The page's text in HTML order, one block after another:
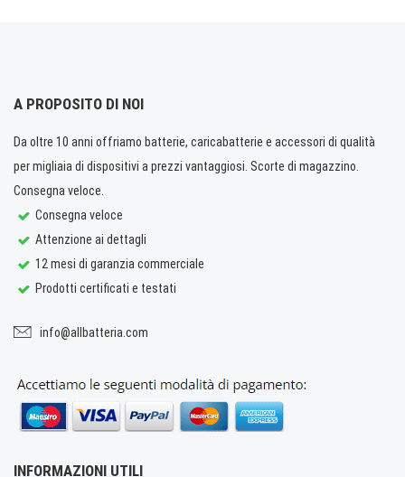
A PROPOSITO DI NOI
Da oltre 10 anni offriamo batterie, caricabatterie e accessori di qualità
per migliaia di dispositivi a prezzi vantaggiosi. Scorte di magazzino.
Consegna veloce.
Consegna veloce
Attenzione ai dettagli
12 mesi di garanzia commerciale
Prodotti certificati e testati
info@allbatteria.com
INFORMAZIONI UTILI